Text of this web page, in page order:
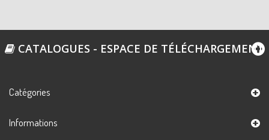
CATALOGUES - ESPACE DE TÉLÉCHARGEMENT
Catégories
Informations